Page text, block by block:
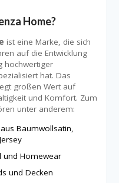
Home?
ist eine Marke, die sich
auf die Entwicklung
hochwertiger
hat. Das
großen Wert auf
und Komfort. Zum
unter anderem:
Baumwollsatin,
und Homewear
und Decken